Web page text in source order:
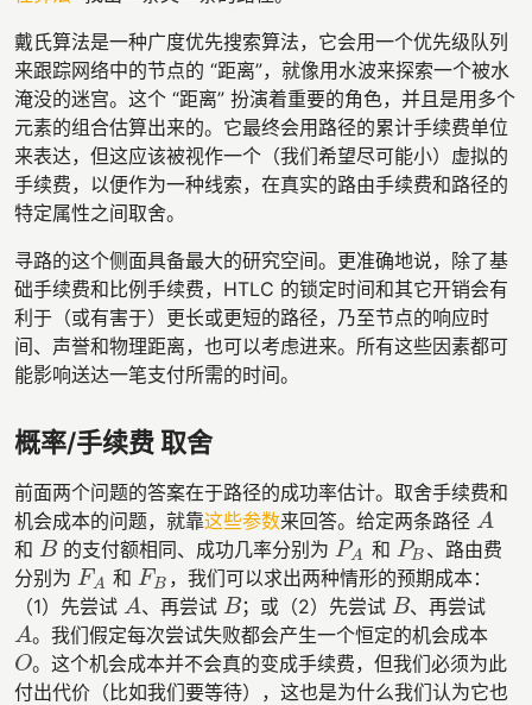
戴氏算法是一种广度优先搜索算法，它会用一个优先级队列
来跟踪网络中的节点的 “距离”，就像用水波来探索一个被水
淹没的迷宫。这个 “距离” 扮演着重要的角色，并且是用多个
元素的组合估算出来的。它最终会用路径的累计手续费单位
来表达，但这应该被视作一个（我们希望尽可能小）虚拟的
手续费，以便作为一种线索，在真实的路由手续费和路径的
特定属性之间取舍。
寻路的这个侧面具备最大的研究空间。更准确地说，除了基
础手续费和比例手续费，HTLC 的锁定时间和其它开销会有
利于（或有害于）更长或更短的路径，乃至节点的响应时
间、声誉和物理距离，也可以考虑进来。所有这些因素都可
能影响送达一笔支付所需的时间。
概率/手续费 取舍
前面两个问题的答案在于路径的成功率估计。取舍手续费和
机会成本的问题，就靠这些参数来回答。给定两条路径 A
A
和 B
B 的支付额相同、成功几率分别为 PA
PA 和 PB
PB 、路由费
分别为 FA
FA 和 FB
FB ，我们可以求出两种情形的预期成本：
（1）先尝试 A
A 、再尝试 B
B ；或（2）先尝试 B
B 、再尝试
A
A 。我们假定每次尝试失败都会产生一个恒定的机会成本
O
O。这个机会成本并不会真的变成手续费，但我们必须为此
付出代价（比如我们要等待），这也是为什么我们认为它也